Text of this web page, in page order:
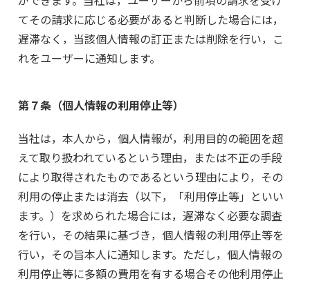
てその請求に応じる必要があると判断した場合には，
遅滞なく，当該個人情報の訂正または削除を行い，こ
れをユーザーに通知します。
第７条（個人情報の利用停止等）
当社は，本人から，個人情報が，利用目的の範囲を超
えて取り扱われているという理由，または不正の手段
により取得されたものであるという理由により，その
利用の停止または消去（以下，「利用停止等」といい
ます。）を求められた場合には，遅滞なく必要な調査
を行い，その結果に基づき，個人情報の利用停止等を
行い，その旨本人に通知します。ただし，個人情報の
利用停止等に多額の費用を有する場合その他利用停止